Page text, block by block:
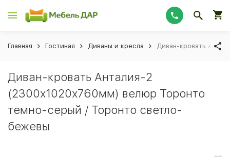
Главная Гостиная Диваны и кресла Диван-кровать
Диван-кровать Анталия-2
(2300х1020х760мм) велюр Торонто
темно-серый / Торонто светло-
бежевы